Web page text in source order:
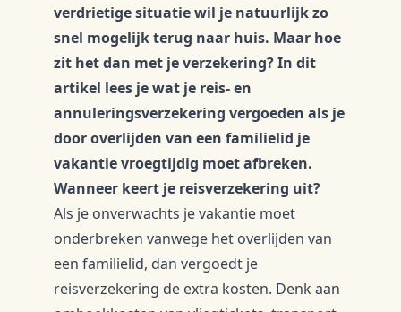
verdrietige situatie wil je natuurlijk zo
snel mogelijk terug naar huis. Maar hoe
zit het dan met je verzekering? In dit
artikel lees je wat je reis- en
annuleringsverzekering vergoeden als je
door overlijden van een familielid je
vakantie vroegtijdig moet afbreken.
Wanneer keert je reisverzekering uit?
Als je onverwachts je vakantie moet
onderbreken vanwege het overlijden van
een familielid, dan vergoedt je
reisverzekering de extra kosten. Denk aan